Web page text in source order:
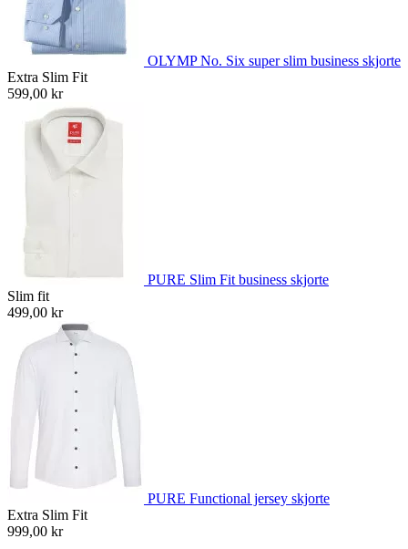
OLYMP No. Six super slim business skjorte
Extra Slim Fit
599,00 kr
PURE Slim Fit business skjorte
Slim fit
499,00 kr
PURE Functional jersey skjorte
Extra Slim Fit
999,00 kr